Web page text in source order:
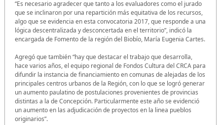
“Es necesario agradecer que tanto a los evaluadores como el jurado
que se inclinaron por una repartición más equitativa de los recursos,
algo que se evidencia en esta convocatoria 2017, que responde a una
lógica descentralizada y desconcertada en el territorio”, indicó la
encargada de Fomento de la región del Biobío, María Eugenia Cartes.
Agregó que también “hay que destacar el trabajo que desarrolla,
hace varios años, el equipo regional de Fondos Cultura del CRCA para
difundir la instancia de financiamiento en comunas de alejadas de los
principales centros urbanos de la Región, con lo que se logró generar
un aumento paulatino de postulaciones provenientes de provincias
distintas a la de Concepción. Particularmente este año se evidenció
un aumento en las adjudicación de proyectos en la linea pueblos
originarios”.